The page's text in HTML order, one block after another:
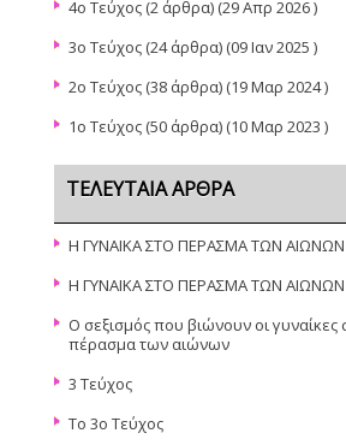
4o Τεύχος (2 άρθρα) (29 Απρ 2026 )
3ο Τεύχος (24 άρθρα) (09 Ιαν 2025 )
2ο Τεύχος (38 άρθρα) (19 Μαρ 2024 )
1o Τεύχος (50 άρθρα) (10 Μαρ 2023 )
ΤΕΛΕΥΤΑΊΑ ΆΡΘΡΑ
Η ΓΥΝΑΙΚΑ ΣΤΟ ΠΕΡΑΣΜΑ ΤΩΝ ΑΙΩΝΩΝ
Η ΓΥΝΑΙΚΑ ΣΤΟ ΠΕΡΑΣΜΑ ΤΩΝ ΑΙΩΝΩΝ
Ο σεξισμός που βιώνουν οι γυναίκες
πέρασμα των αιώνων
3 Τεύχος
Το 3ο Τεύχος